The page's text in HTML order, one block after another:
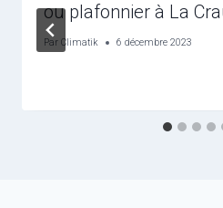
ou plafonnier à La
Par Climatik 6 décembre 2023